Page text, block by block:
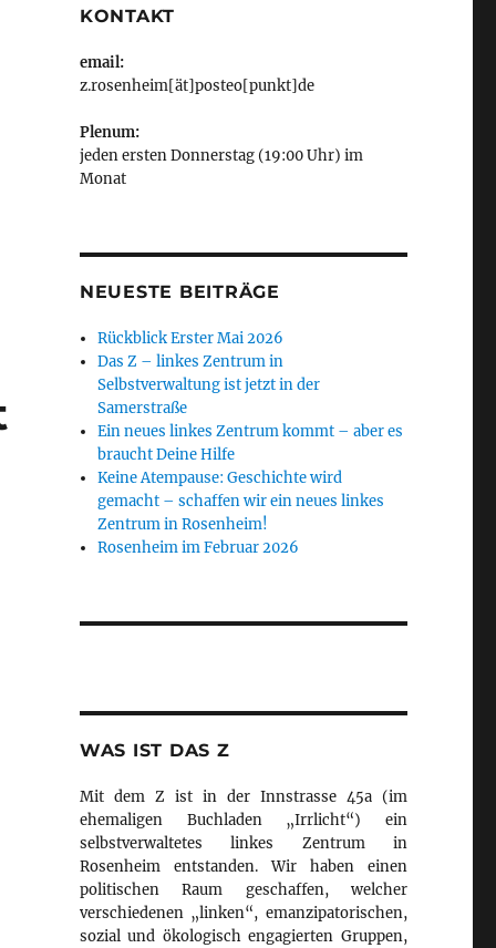
KONTAKT
email:
z.rosenheim[ät]posteo[punkt]de
Plenum:
jeden ersten Donnerstag (19:00 Uhr) im
Monat
NEUESTE BEITRÄGE
Rückblick Erster Mai 2026
Das Z – linkes Zentrum in
Selbstverwaltung ist jetzt in der
Samerstraße
Ein neues linkes Zentrum kommt – aber es
braucht Deine Hilfe
Keine Atempause: Geschichte wird
gemacht – schaffen wir ein neues linkes
Zentrum in Rosenheim!
Rosenheim im Februar 2026
WAS IST DAS Z
Mit dem Z ist in der Innstrasse 45a (im
ehemaligen Buchladen „Irrlicht“) ein
selbstverwaltetes linkes Zentrum in
Rosenheim entstanden. Wir haben einen
politischen Raum geschaffen, welcher
verschiedenen „linken“, emanzipatorischen,
sozial und ökologisch engagierten Gruppen,